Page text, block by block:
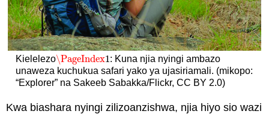
Kielelezo\PageIndex1
\PageIndex1: Kuna njia nyingi ambazo
unaweza kuchukua safari yako ya ujasiriamali. (mikopo:
“Explorer” na Sakeeb Sabakka/Flickr, CC BY 2.0)
Kwa biashara nyingi zilizoanzishwa, njia hiyo sio wazi